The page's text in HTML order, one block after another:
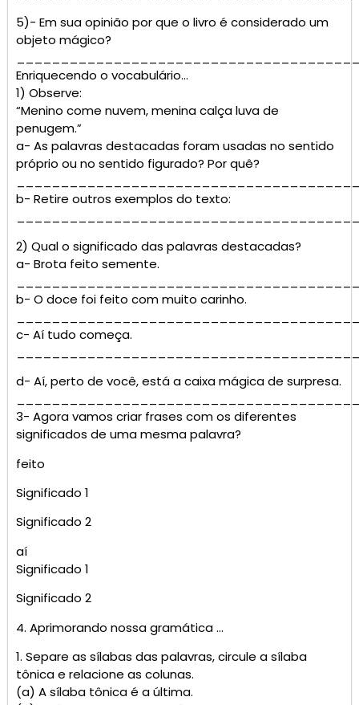
5)- Em sua opinião por que o livro é considerado um
objeto mágico?
Enriquecendo o vocabulário…
1) Observe:
“Menino come nuvem, menina calça luva de
penugem.”
a- As palavras destacadas foram usadas no sentido
próprio ou no sentido figurado? Por quê?
b- Retire outros exemplos do texto:
2) Qual o significado das palavras destacadas?
a- Brota feito semente.
b- O doce foi feito com muito carinho.
c- Aí tudo começa.
d- Aí, perto de você, está a caixa mágica de surpresa.
3- Agora vamos criar frases com os diferentes
significados de uma mesma palavra?
feito
Significado 1
Significado 2
aí
Significado 1
Significado 2
4. Aprimorando nossa gramática …
1. Separe as sílabas das palavras, circule a sílaba
tônica e relacione as colunas.
(a) A sílaba tônica é a última.